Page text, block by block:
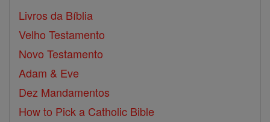
Livros da Bíblia
Velho Testamento
Novo Testamento
Adam & Eve
Dez Mandamentos
How to Pick a Catholic Bible